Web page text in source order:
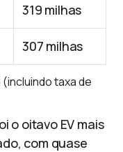
319 milhas
307 milhas
taxa de
o oitavo EV mais
com quase